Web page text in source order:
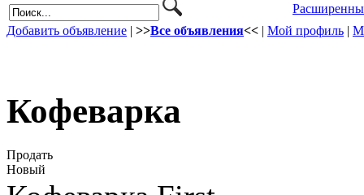
Добавить объявление | >>Все объявления<< | Мой профиль |
Кофеварка
Продать
Новый